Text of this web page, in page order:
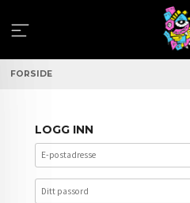
innholdet
FORSIDE
LOGG INN